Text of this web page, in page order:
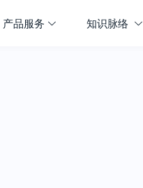
产品服务 知识脉络